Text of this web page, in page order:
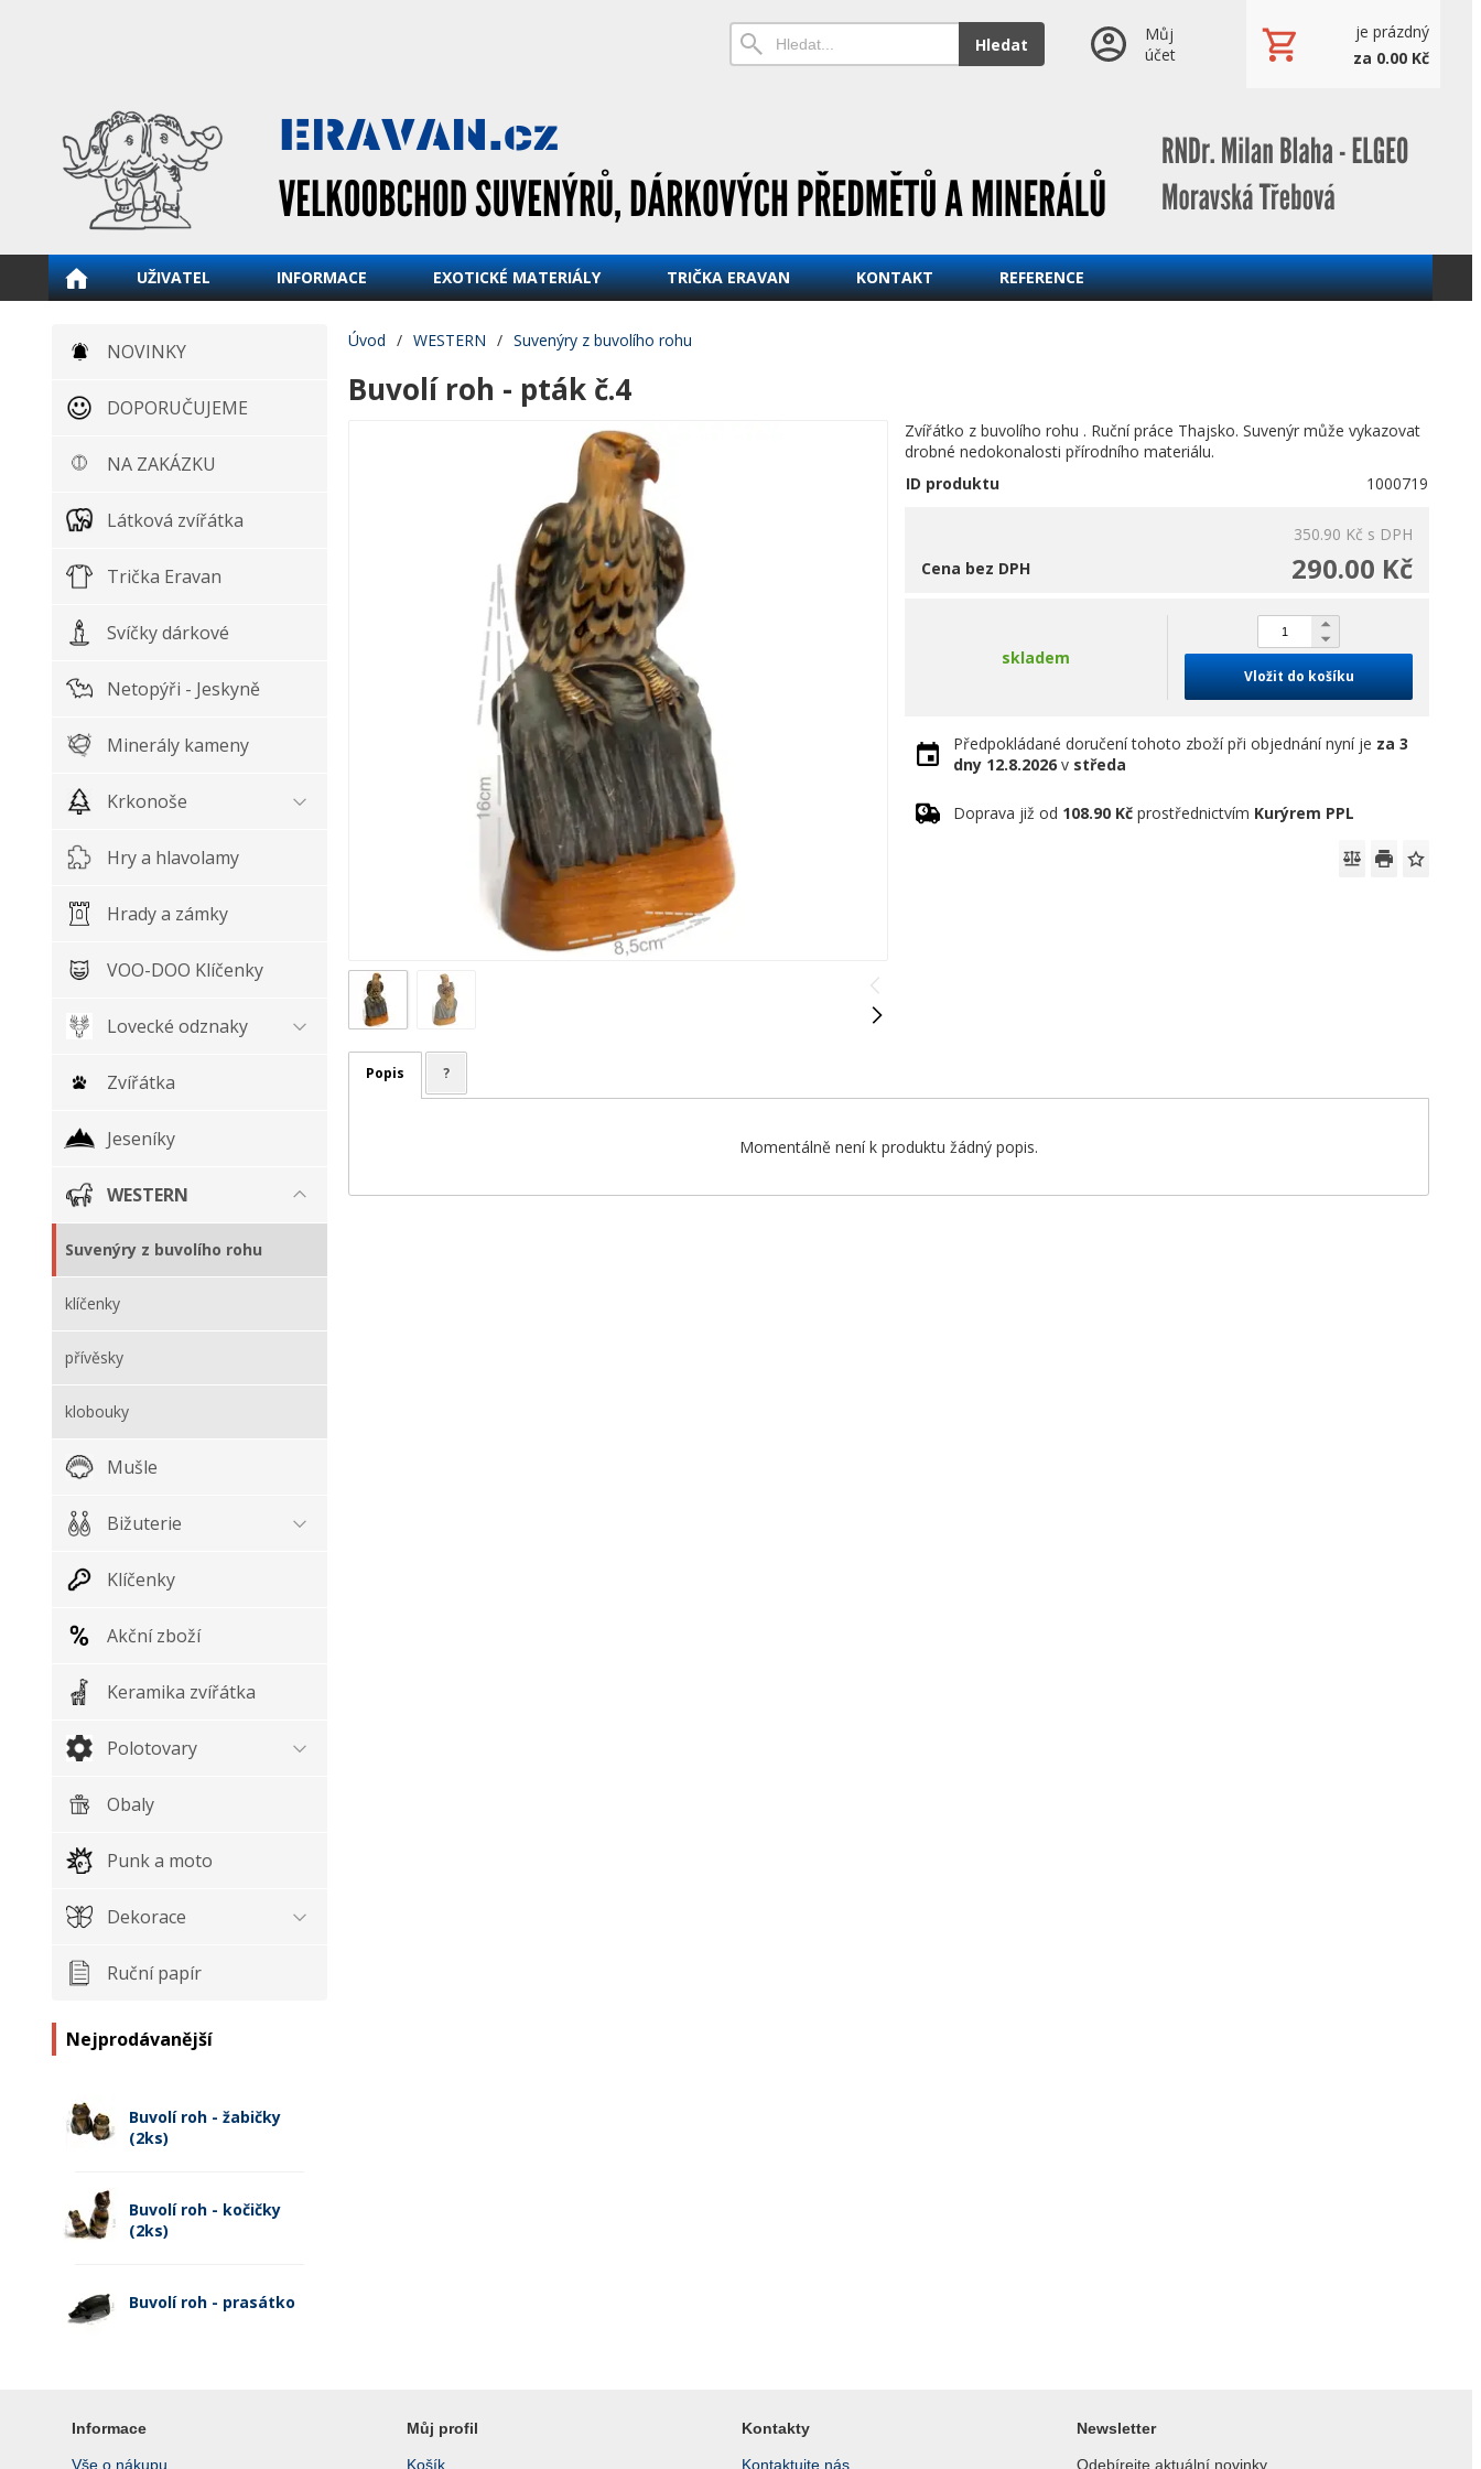
Hledat
Můj
účet
je prázdný
za 0.00 Kč
UŽIVATEL INFORMACE EXOTICKÉ MATERIÁLY TRIČKA ERAVAN KONTAKT REFERENCE
NOVINKY
DOPORUČUJEME
NA ZAKÁZKU
Látková zvířátka
Trička Eravan
Svíčky dárkové
Netopýři - Jeskyně
Minerály kameny
Krkonoše
Hry a hlavolamy
Hrady a zámky
VOO-DOO Klíčenky
Lovecké odznaky
Zvířátka
Jeseníky
WESTERN
Suvenýry z buvolího rohu
klíčenky
přívěsky
klobouky
Mušle
Bižuterie
Klíčenky
Akční zboží
Keramika zvířátka
Polotovary
Obaly
Punk a moto
Dekorace
Ruční papír
Nejprodávanější
Buvolí roh - žabičky
(2ks)
Buvolí roh - kočičky
(2ks)
Buvolí roh - prasátko
Úvod / WESTERN / Suvenýry z buvolího rohu
Buvolí roh - pták č.4
Zvířátko z buvolího rohu . Ruční práce Thajsko. Suvenýr může vykazovat
drobné nedokonalosti přírodního materiálu.
ID produktu
1000719
350.90 Kč s DPH
290.00 Kč
Cena bez DPH
skladem
Vložit do košíku
Předpokládané doručení tohoto zboží při objednání nyní je za 3
dny 12.8.2026 v středa
Doprava již od 108.90 Kč prostřednictvím Kurýrem PPL
Popis ?
Momentálně není k produktu žádný popis.
Informace
Vše o nákupu
Můj profil
Košík
Kontakty
Kontaktujte nás
Newsletter
Odebírejte aktuální novinky